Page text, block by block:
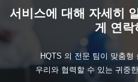
서비스에 대해 자세히
게 연락
HQTS 의 전문 팀이 맞춤형
우리와 협력할 수 있는 귀중